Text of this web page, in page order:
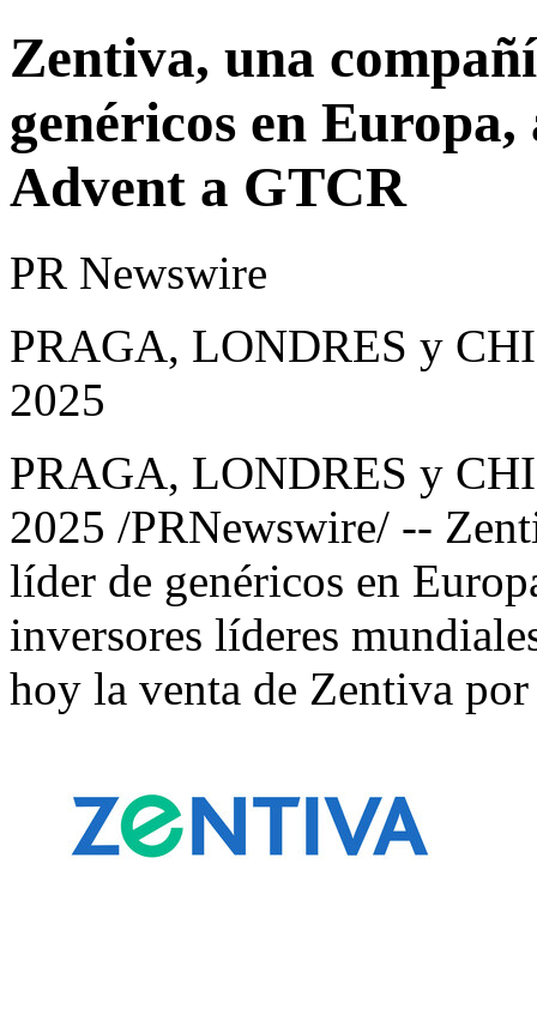
Zentiva, una
genéricos en
Advent a GTCR
PR Newswire
PRAGA, LONDRES y
2025
PRAGA, LONDRES y
2025 /PRNewswire/ --
líder de genéricos en
inversores líderes
hoy la venta de Zentiva